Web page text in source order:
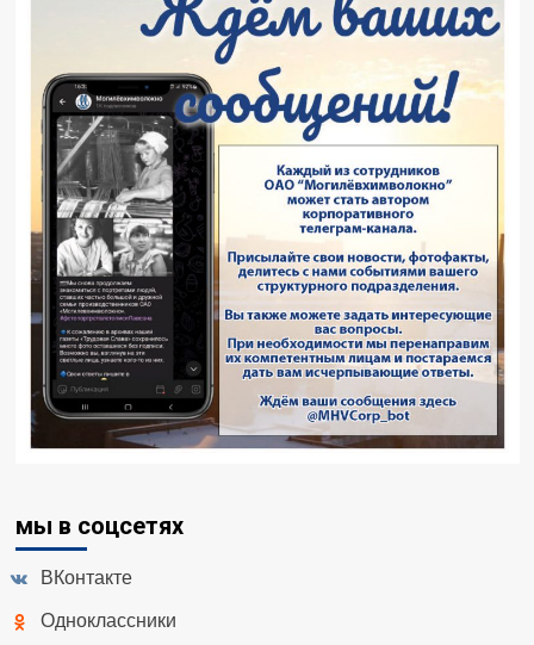
мы в соцсетях
ВКонтакте
Одноклассники